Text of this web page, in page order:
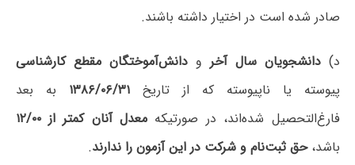
صادر شده است در اختیار داشته باشند.
د)دانشجویان سال آخر ودانش‌آموختگان مقطع کارشناسی
پیوسته یا ناپیوسته که از تاریخ۱۳۸۶/۰۶/۳۱ به بعد
فارغ‌التحصیل شده‌اند، در صورتیکه معدل آنان کمتر از ۱۲/۰۰
باشد،حق ثبت‌نام و شرکت در این آزمون را ندارند.